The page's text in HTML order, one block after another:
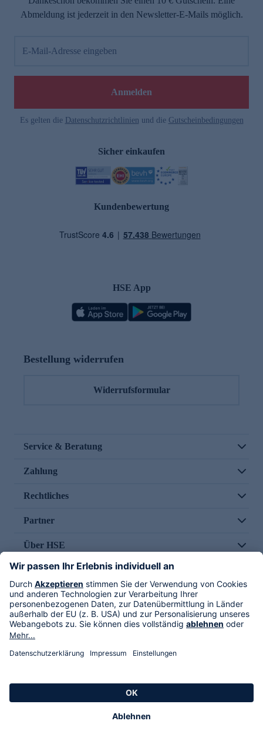
Abmeldung ist jederzeit in den Newsletter-E-Mails möglich.
E-Mail-Adresse eingeben
Anmelden
Es gelten die Datenschutzrichtlinien und die Gutscheinbedingungen
Sicher einkaufen
Kundenbewertung
HSE App
Bestellung widerrufen
Widerrufsformular
Service & Beratung
Zahlung
Rechtliches
Partner
Über HSE
Im TV
HSE International